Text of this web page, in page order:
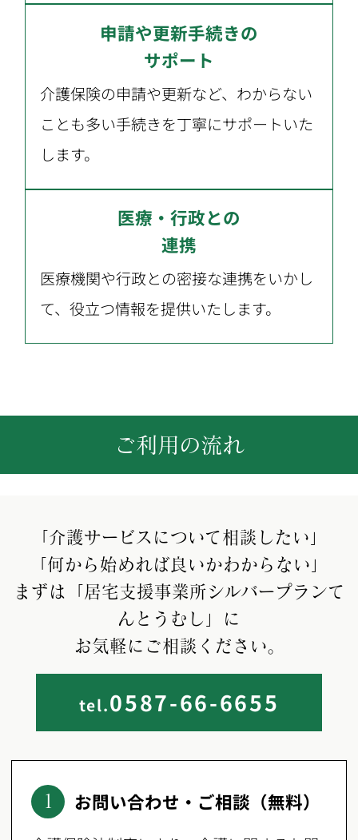
申請や更新手続きの
サポート
介護保険の申請や更新など、わからない
ことも多い手続きを丁寧にサポートいた
します。
医療・行政との
連携
医療機関や行政との密接な連携をいかし
て、役立つ情報を提供いたします。
ご利用の流れ
「介護サービスについて相談したい」
「何から始めれば良いかわからない」
まずは「居宅支援事業所シルバープランて
んとうむし」に
お気軽にご相談ください。
tel.0587-66-6655
1 お問い合わせ・ご相談（無料）